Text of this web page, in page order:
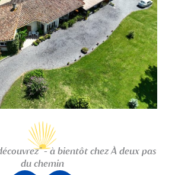
- à bientôt chez À deux pas
du chemin